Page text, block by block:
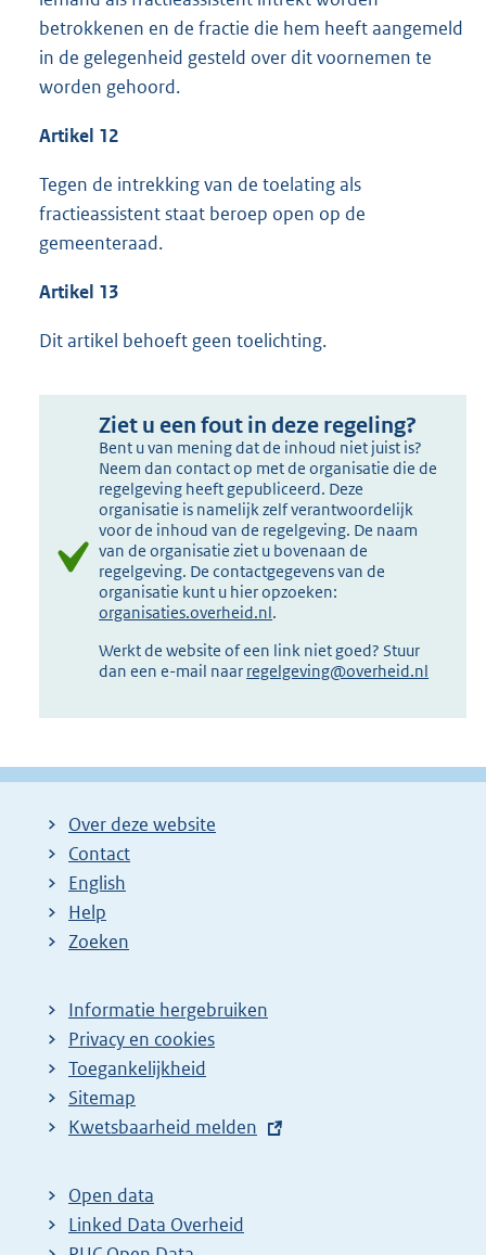
betrokkenen en de fractie die hem heeft aangemeld
in de gelegenheid gesteld over dit voornemen te
worden gehoord.
Artikel 12
Tegen de intrekking van de toelating als
fractieassistent staat beroep open op de
gemeenteraad.
Artikel 13
Dit artikel behoeft geen toelichting.
Ziet u een fout in deze regeling?
Bent u van mening dat de inhoud niet juist is?
Neem dan contact op met de organisatie die de
regelgeving heeft gepubliceerd. Deze
organisatie is namelijk zelf verantwoordelijk
voor de inhoud van de regelgeving. De naam
van de organisatie ziet u bovenaan de
regelgeving. De contactgegevens van de
organisatie kunt u hier opzoeken:
organisaties.overheid.nl.
Werkt de website of een link niet goed? Stuur
dan een e-mail naar regelgeving@overheid.nl
Over deze website
Contact
English
Help
Zoeken
Informatie hergebruiken
Privacy en cookies
Toegankelijkheid
Sitemap
E
t
e
r
Kwetsbaarheid melden
Open data
Linked Data Overheid